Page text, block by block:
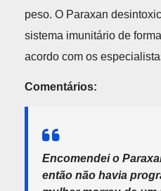
peso. O Paraxan
sistema imunitário de
acordo com os
Comentários:
Encomendei o
então não havia